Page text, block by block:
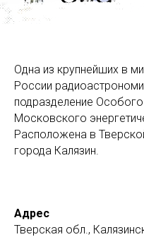
Одна из крупнейших в
России
подразделение
Московского
Расположена в
города Калязин.
Адрес
Тверская обл.,